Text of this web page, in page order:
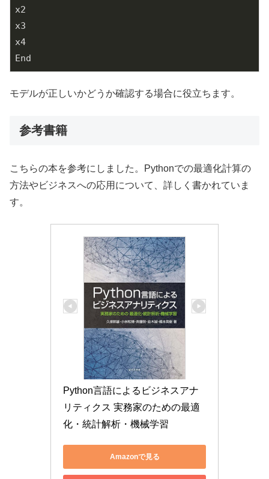
x2
x3
x4
End
モデルが正しいかどうか確認する場合に役立ちます。
参考書籍
こちらの本を参考にしました。Pythonでの最適化計算の
方法やビジネスへの応用について、詳しく書かれていま
す。
Python言語によるビジネスアナ
リティクス 実務家のための最適
化・統計解析・機械学習
Amazonで見る